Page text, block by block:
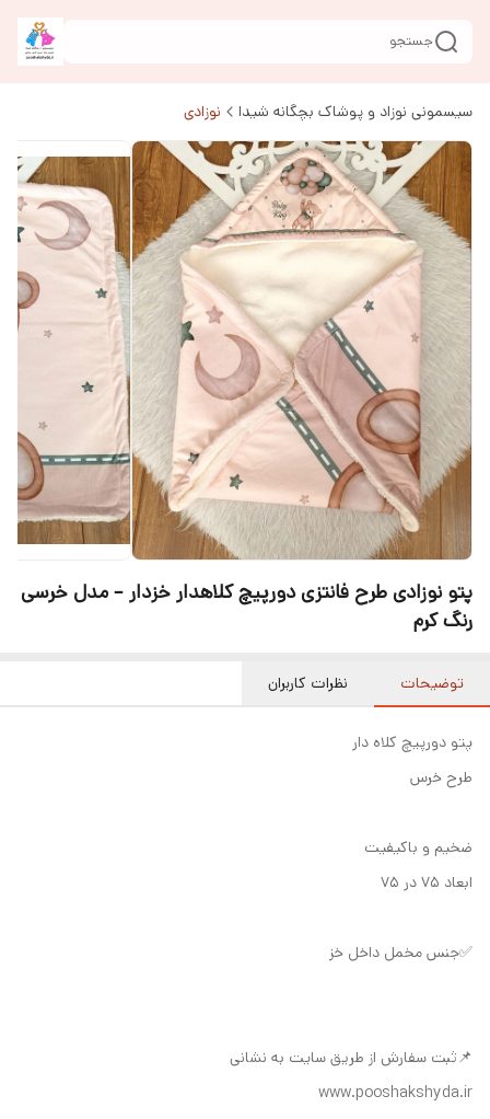
جستجو
سیسمونی نوزاد و پوشاک بچگانه شیدا نوزادی
پتو نوزادی طرح فانتزی دورپیچ کلاهدار خزدار – مدل خرسی
رنگ کرم
توضیحات نظرات کاربران
پتو دورپیچ کلاه دار
طرح خرس
ضخیم و باکیفیت
ابعاد ۷۵ در ۷۵
✅جنس مخمل داخل خز
📌ثبت سفارش از طریق سایت به نشانی
www.pooshakshyda.ir